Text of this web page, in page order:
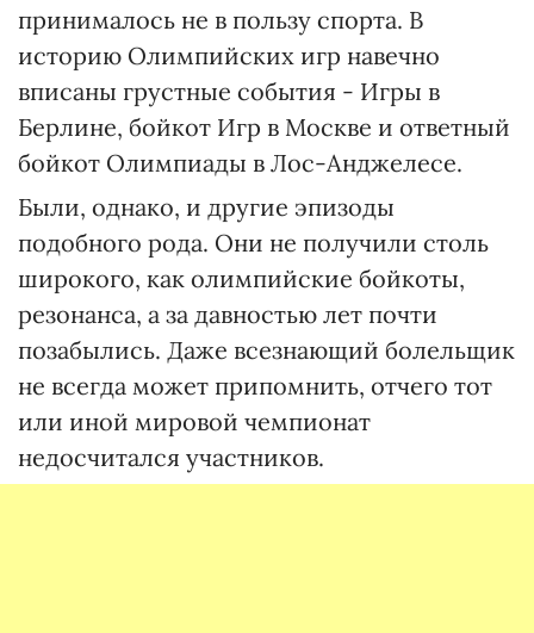
принималось не в пользу спорта. В
историю Олимпийских игр навечно
вписаны грустные события - Игры в
Берлине, бойкот Игр в Москве и ответный
бойкот Олимпиады в Лос-Анджелесе.
Были, однако, и другие эпизоды
подобного рода. Они не получили столь
широкого, как олимпийские бойкоты,
резонанса, а за давностью лет почти
позабылись. Даже всезнающий болельщик
не всегда может припомнить, отчего тот
или иной мировой чемпионат
недосчитался участников.